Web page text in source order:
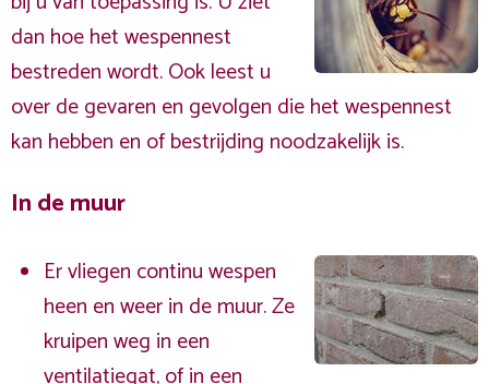
dan hoe het wespennest
bestreden wordt. Ook leest u
over de gevaren en gevolgen die het wespennest
kan hebben en of bestrijding noodzakelijk is.
In de muur
Er vliegen continu wespen
heen en weer in de muur. Ze
kruipen weg in een